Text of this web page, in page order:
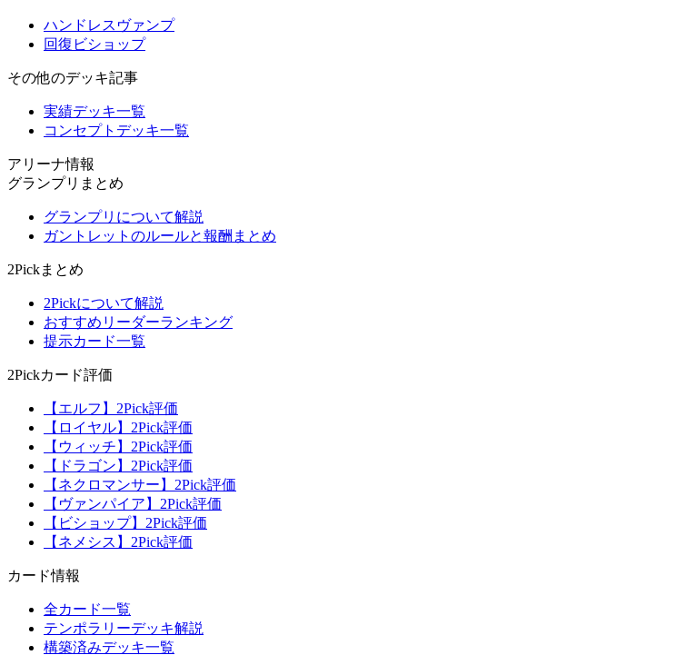
ハンドレスヴァンプ
回復ビショップ
その他のデッキ記事
実績デッキ一覧
コンセプトデッキ一覧
アリーナ情報
グランプリまとめ
グランプリについて解説
ガントレットのルールと報酬まとめ
2Pickまとめ
2Pickについて解説
おすすめリーダーランキング
提示カード一覧
2Pickカード評価
【エルフ】2Pick評価
【ロイヤル】2Pick評価
【ウィッチ】2Pick評価
【ドラゴン】2Pick評価
【ネクロマンサー】2Pick評価
【ヴァンパイア】2Pick評価
【ビショップ】2Pick評価
【ネメシス】2Pick評価
カード情報
全カード一覧
テンポラリーデッキ解説
構築済みデッキ一覧